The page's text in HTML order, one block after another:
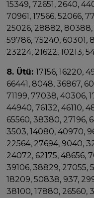
15349, 72651, 2640,
70961, 17566, 52066,
25026, 28882, 80388,
59786, 75240, 60301,
23224, 21622, 10213,
8. Ütü:17156, 16220,
66441, 8048, 36867,
71199, 77038, 40306,
44940, 76132, 46110,
65560, 38380, 27196,
3503, 14080, 40970,
22564, 27694, 9040,
24072, 62175, 48656,
39106, 38829, 27055,
18209, 50838, 937,
38100, 17880, 26560,